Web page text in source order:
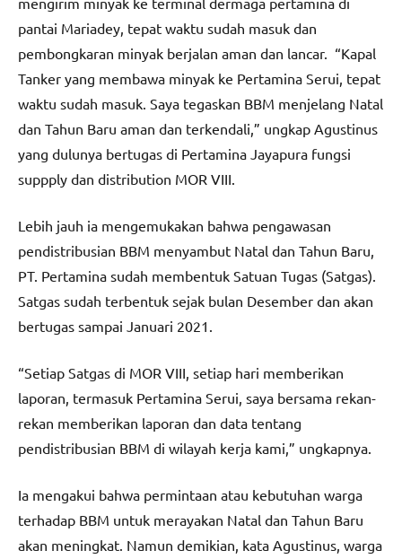
pantai Mariadey, tepat waktu sudah masuk dan
pembongkaran minyak berjalan aman dan lancar. “Kapal
Tanker yang membawa minyak ke Pertamina Serui, tepat
waktu sudah masuk. Saya tegaskan BBM menjelang Natal
dan Tahun Baru aman dan terkendali,” ungkap Agustinus
yang dulunya bertugas di Pertamina Jayapura fungsi
suppply dan distribution MOR VIII.
Lebih jauh ia mengemukakan bahwa pengawasan
pendistribusian BBM menyambut Natal dan Tahun Baru,
PT. Pertamina sudah membentuk Satuan Tugas (Satgas).
Satgas sudah terbentuk sejak bulan Desember dan akan
bertugas sampai Januari 2021.
“Setiap Satgas di MOR VIII, setiap hari memberikan
laporan, termasuk Pertamina Serui, saya bersama rekan-
rekan memberikan laporan dan data tentang
pendistribusian BBM di wilayah kerja kami,” ungkapnya.
Ia mengakui bahwa permintaan atau kebutuhan warga
terhadap BBM untuk merayakan Natal dan Tahun Baru
akan meningkat. Namun demikian, kata Agustinus, warga